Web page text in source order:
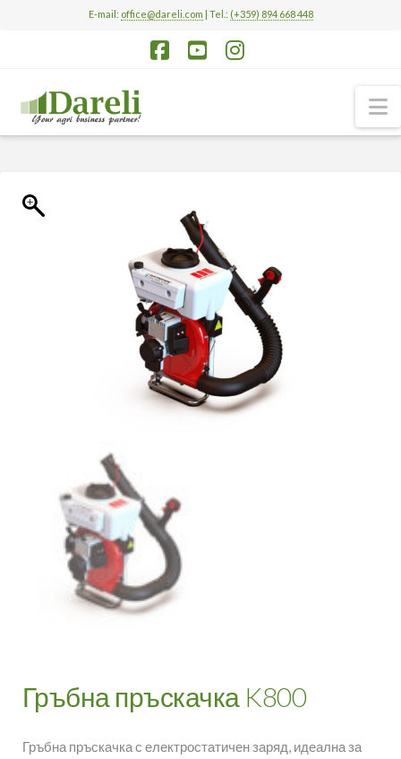
E-mail: office@dareli.com | Tel.: (+359) 894 668 448
Гръбна пръскачка K800
Гръбна пръскачка с електростатичен заряд, идеална за